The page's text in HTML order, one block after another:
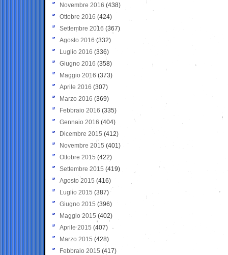
Novembre 2016 (438)
Ottobre 2016 (424)
Settembre 2016 (367)
Agosto 2016 (332)
Luglio 2016 (336)
Giugno 2016 (358)
Maggio 2016 (373)
Aprile 2016 (307)
Marzo 2016 (369)
Febbraio 2016 (335)
Gennaio 2016 (404)
Dicembre 2015 (412)
Novembre 2015 (401)
Ottobre 2015 (422)
Settembre 2015 (419)
Agosto 2015 (416)
Luglio 2015 (387)
Giugno 2015 (396)
Maggio 2015 (402)
Aprile 2015 (407)
Marzo 2015 (428)
Febbraio 2015 (417)